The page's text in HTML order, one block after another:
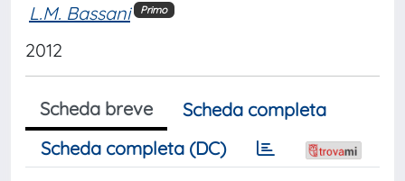
L.M. Bassani Primo
2012
Scheda breve
Scheda completa
Scheda completa (DC)